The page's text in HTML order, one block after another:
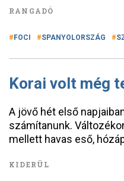
RANGADÓ
FOCI SPANYOLORSZÁG
Korai volt még
A jövő hét első
számítanunk.
mellett havas eső,
KIDERÜL